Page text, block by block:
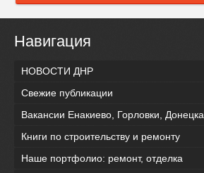
Навигация
НОВОСТИ ДНР
Свежие публикации
Вакансии Енакиево, Горловки, Донецка
Книги по строительству и ремонту
Наше портфолио: ремонт, отделка